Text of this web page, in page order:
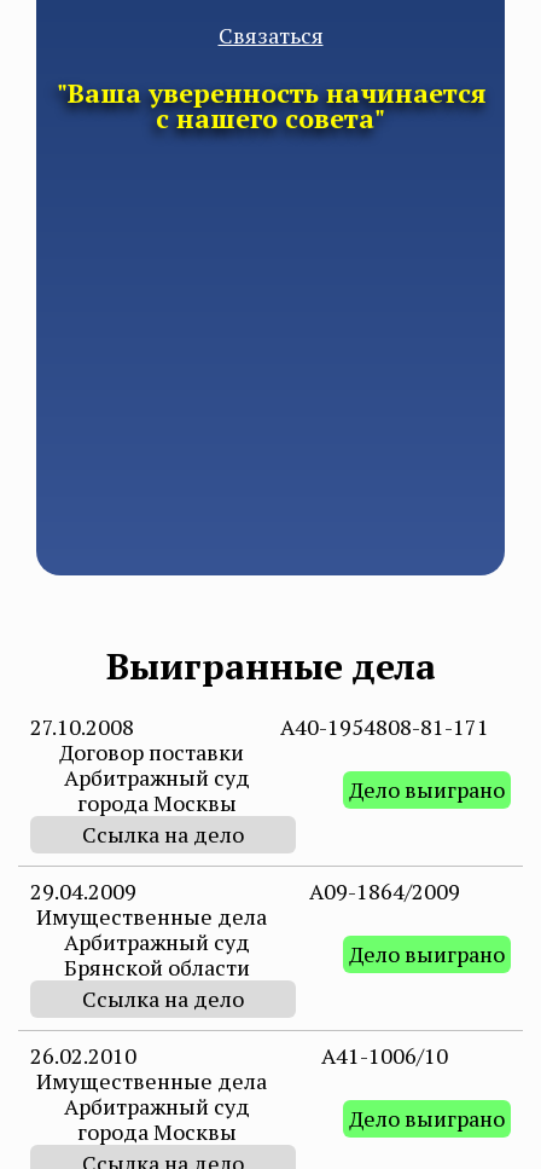
Связаться
"Ваша уверенность начинается
с нашего совета"
Выигранные дела
27.10.2008
А40-1954808-81-171
Договор поставки
Арбитражный суд
города Москвы
Дело выиграно
Ссылка на дело
29.04.2009
А09-1864/2009
Имущественные дела
Арбитражный суд
Брянской области
Дело выиграно
Ссылка на дело
26.02.2010
A41-1006/10
Имущественные дела
Арбитражный суд
города Москвы
Дело выиграно
Ссылка на дело